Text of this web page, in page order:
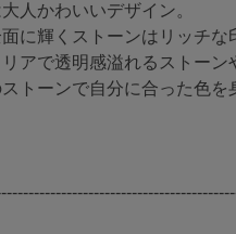
人かわいいデザイン。
に輝くストーンはリッチな
リアで透明感溢れるストー
トーンで自分に合った色